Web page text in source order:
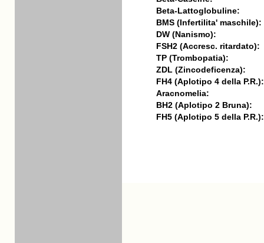
Beta-Lattoglobuline:
BMS (Infertilita' maschile):
DW (Nanismo):
FSH2 (Accresc. ritardato):
TP (Trombopatia):
ZDL (Zincodeficenza):
FH4 (Aplotipo 4 della P.R.):
Aracnomelia:
BH2 (Aplotipo 2 Bruna):
FH5 (Aplotipo 5 della P.R.):